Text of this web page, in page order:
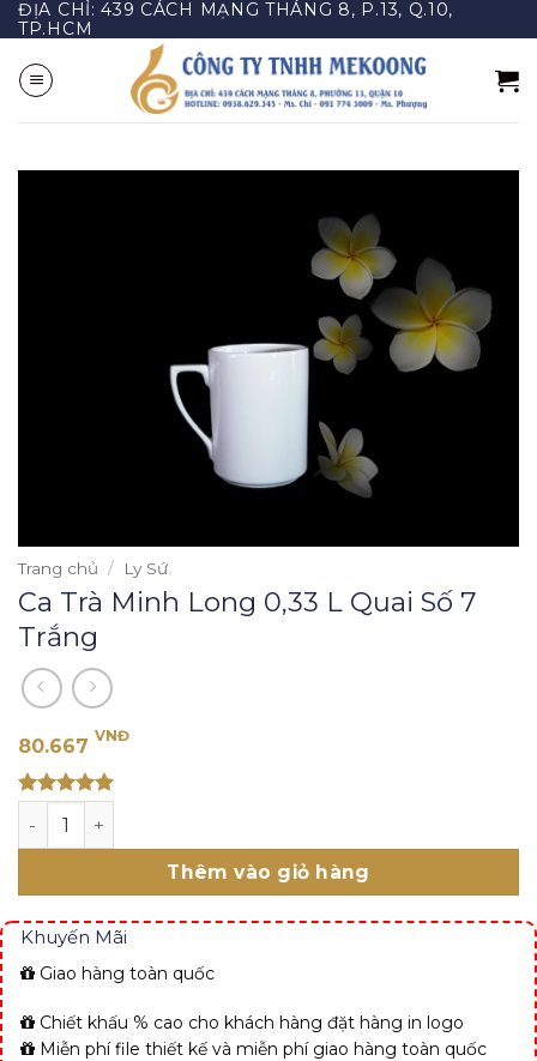
Bỏ
qua
nội
dung
ĐỊA CHỈ: 439 CÁCH MẠNG THÁNG 8, P.13, Q.10,
TP.HCM
Trang chủ / Ly Sứ
Ca Trà Minh Long 0,33 L Quai Số 7
Trắng
80.667 VNĐ
out of 5
Ca Trà Minh Long 0,33 L Quai Số 7 Trắng số lượng
Thêm vào giỏ hàng
Khuyến Mãi
Giao hàng toàn quốc
Chiết khấu % cao cho khách hàng đặt hàng in logo
Miễn phí file thiết kế và miễn phí giao hàng toàn quốc